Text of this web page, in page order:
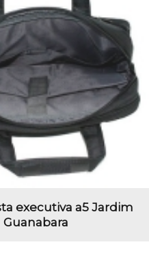
executiva a5 Jardim
Guanabara